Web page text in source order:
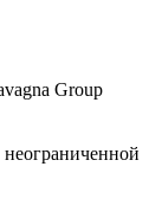
Group
неограниченной